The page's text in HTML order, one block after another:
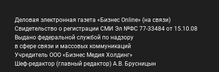
Деловая электронная газета «Бизнес Online» (на связи)
Свидетельство о регистрации СМИ Эл №ФС 77-33484 от 15.10.08
Выдано федеральной службой по надзору
в сфере связи и массовых коммуникаций
Учредитель ООО «Бизнес Медия Холдинг»
Шеф-редактор (главный редактор) А.В. Брусницын